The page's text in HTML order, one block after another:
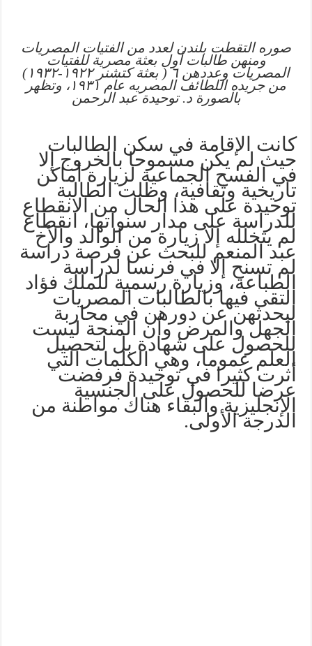
صوره التقطت بلندن لعدد من الفتيات المصريات
ومنهن طالبات أول بعثة مصرية للفتيات
المصريات وعددهن ٦ ( بعثة كتشنر ١٩٢٢-١٩٣٢)
من جريده اللطائف المصريه عام ١٩٣١، وتظهر
بالصورة د. توحيدة عبد الرحمن
كانت الإقامة في سكن الطالبات
حيث لم يكن مسموحا بالخروج إلا
في الفسح الجماعية لزيارة أماكن
تاريخية وثقافية، وظلت الطالبة
توحيدة على هذا الحال من الانقطاع
للدراسة على مدار سنواتها، انقطاع
لم يتخلله إلا زيارة من الوالد والأخ
عبد المنعم للبحث عن فرصة دراسة
لم تسنح إلا في فرنسا لدراسة
الطباعة، وزيارة رسمية للملك فؤاد
التقى فيها بالطالبات المصريات
ليحدثهن عن دورهن في محاربة
الجهل والمرض وأن المنحة ليست
للحصول على شهادة بل لتحصيل
العلم عموما، وهي الكلمات التي
أثرت كثيرا في توحيدة فرفضت
عرضا للحصول على الجنسية
الإنجليزية والبقاء هناك مواطنة من
الدرجة الأولى.